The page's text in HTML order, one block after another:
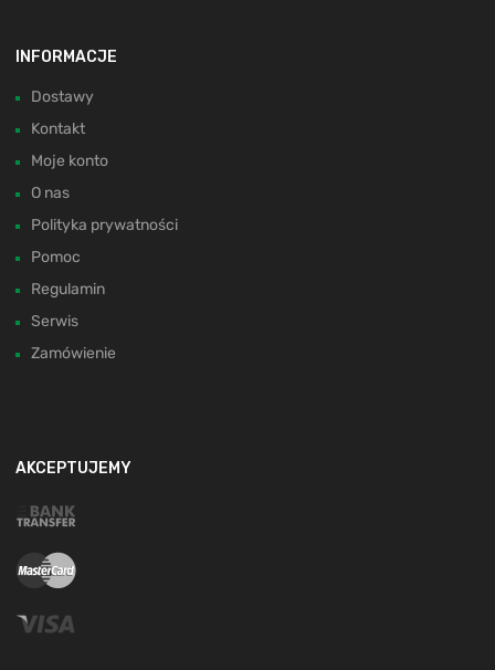
INFORMACJE
Dostawy
Kontakt
Moje konto
O nas
Polityka prywatności
Pomoc
Regulamin
Serwis
Zamówienie
AKCEPTUJEMY